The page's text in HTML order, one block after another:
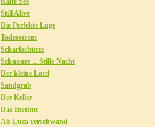
Still Alive
Die Perfekte Lüge
Todesstrom
Scharfschütze
Schnauze ... Stille Nacht
Der kleine Lord
Sandgrab
Der Keller
Das Institut
Als Luca verschwand